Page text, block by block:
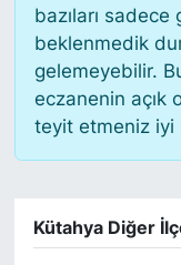
bazıları
beklenmedik
gelemeyebilir.
eczanenin açık
teyit etmeniz iyi
Kütahya Diğer